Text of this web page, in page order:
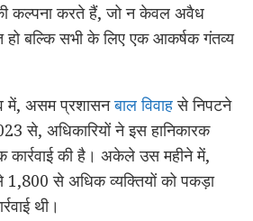
कल्पना करते हैं, जो न केवल अवैध
बल्कि सभी के लिए एक आकर्षक गंतव्य
में, असम प्रशासनबाल विवाहसे निपटने
से, अधिकारियों ने इस हानिकारक
कार्रवाई की है। अकेले उस महीने में,
1,800 से अधिक व्यक्तियों को पकड़ा
थी।